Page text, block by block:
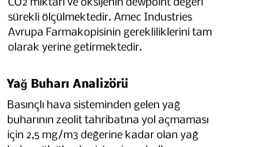
CO2 miktarı ve oksijenin dewpoint değeri
sürekli ölçülmektedir. Amec Industries
Avrupa Farmakopisinin gerekliliklerini tam
olarak yerine getirmektedir.
Yağ Buharı Analizörü
Basınçlı hava sisteminden gelen yağ
buharının zeolit tahribatına yol açmaması
için 2,5 mg/m3 değerine kadar olan yağ